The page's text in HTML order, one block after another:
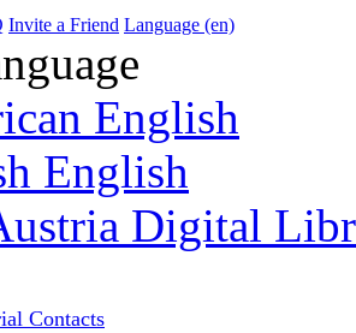
Invite a Friend Language (en)
English
English
Digital
Contacts